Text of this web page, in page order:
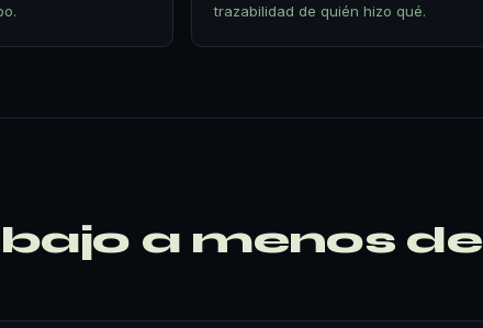
trazabilidad de quién hizo qué.
a menos de